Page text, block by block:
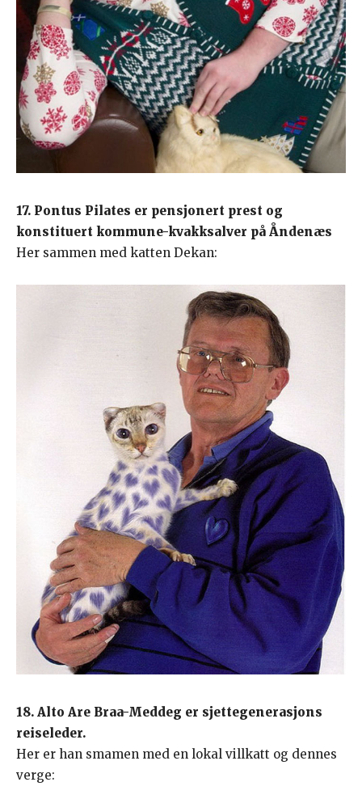
17. Pontus Pilates er pensjonert prest og
konstituert kommune-kvakksalver på Åndenæs
Her sammen med katten Dekan:
18. Alto Are Braa-Meddeg er sjettegenerasjons
reiseleder.
Her er han smamen med en lokal villkatt og dennes
verge: